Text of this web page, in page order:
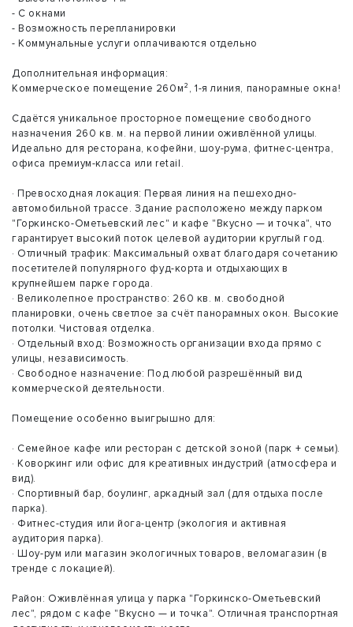
- С окнами
- Возможность перепланировки
- Коммунальные услуги оплачиваются отдельно
Дополнительная информация:
Коммерческое помещение 260м², 1-я линия, панорамные окна!
Сдаётся уникальное просторное помещение свободного
назначения 260 кв. м. на первой линии оживлённой улицы.
Идеально для ресторана, кофейни, шоу-рума, фитнес-центра,
офиса премиум-класса или retail.
· Превосходная локация: Первая линия на пешеходно-
автомобильной трассе. Здание расположено между парком
"Горкинско-Ометьевский лес" и кафе "Вкусно — и точка", что
гарантирует высокий поток целевой аудитории круглый год.
· Отличный трафик: Максимальный охват благодаря сочетанию
посетителей популярного фуд-корта и отдыхающих в
крупнейшем парке города.
· Великолепное пространство: 260 кв. м. свободной
планировки, очень светлое за счёт панорамных окон. Высокие
потолки. Чистовая отделка.
· Отдельный вход: Возможность организации входа прямо с
улицы, независимость.
· Свободное назначение: Под любой разрешённый вид
коммерческой деятельности.
Помещение особенно выигрышно для:
· Семейное кафе или ресторан с детской зоной (парк + семьи).
· Коворкинг или офис для креативных индустрий (атмосфера и
вид).
· Спортивный бар, боулинг, аркадный зал (для отдыха после
парка).
· Фитнес-студия или йога-центр (экология и активная
аудитория парка).
· Шоу-рум или магазин экологичных товаров, веломагазин (в
тренде с локацией).
Район: Оживлённая улица у парка "Горкинско-Ометьевский
лес", рядом с кафе "Вкусно — и точка". Отличная транспортная